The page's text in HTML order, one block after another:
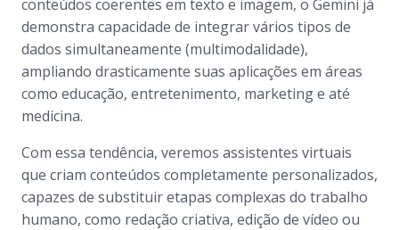
conteúdos coerentes em texto e imagem, o Gemini já
demonstra capacidade de integrar vários tipos de
dados simultaneamente (multimodalidade),
ampliando drasticamente suas aplicações em áreas
como educação, entretenimento, marketing e até
medicina.
Com essa tendência, veremos assistentes virtuais
que criam conteúdos completamente personalizados,
capazes de substituir etapas complexas do trabalho
humano, como redação criativa, edição de vídeo ou